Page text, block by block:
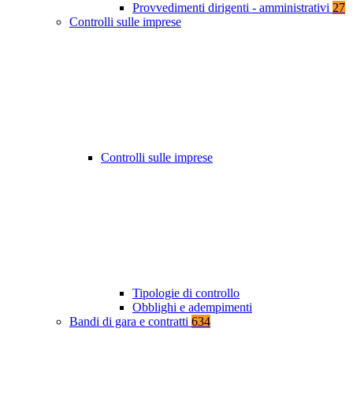
Provvedimenti dirigenti - amministrativi 27
Controlli sulle imprese
Controlli sulle imprese
Tipologie di controllo
Obblighi e adempimenti
Bandi di gara e contratti 634